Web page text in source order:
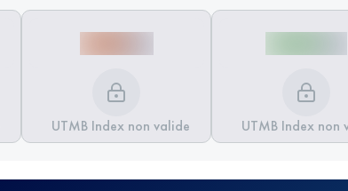
UTMB Index non valide UTMB Index non